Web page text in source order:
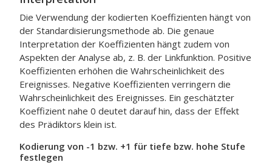
Die Verwendung der kodierten Koeffizienten hängt von
der Standardisierungsmethode ab. Die genaue
Interpretation der Koeffizienten hängt zudem von
Aspekten der Analyse ab, z. B. der Linkfunktion. Positive
Koeffizienten erhöhen die Wahrscheinlichkeit des
Ereignisses. Negative Koeffizienten verringern die
Wahrscheinlichkeit des Ereignisses. Ein geschätzter
Koeffizient nahe 0 deutet darauf hin, dass der Effekt
des Prädiktors klein ist.
Kodierung von -1 bzw. +1 für tiefe bzw. hohe Stufe
festlegen